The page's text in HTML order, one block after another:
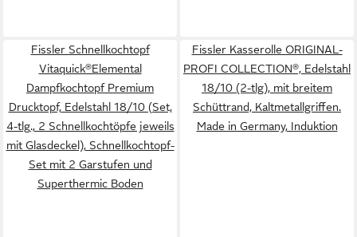
Fissler Schnellkochtopf
Vitaquick®Elemental
Dampfkochtopf Premium
Drucktopf, Edelstahl 18/10 (Set,
4-tlg., 2 Schnellkochtöpfe jeweils
mit Glasdeckel), Schnellkochtopf-
Set mit 2 Garstufen und
Superthermic Boden
Fissler Kasserolle ORIGINAL-
PROFI COLLECTION®, Edelstahl
18/10 (2-tlg), mit breitem
Schüttrand, Kaltmetallgriffen.
Made in Germany, Induktion